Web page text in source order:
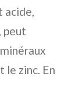
acide,
peut
le zinc. En